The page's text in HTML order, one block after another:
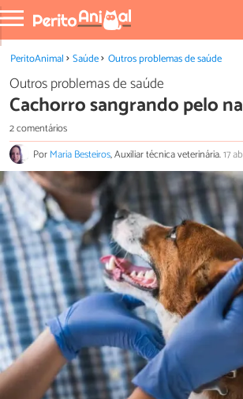
PeritoAnimal Saúde Outros problemas de saúde
Outros problemas de saúde
Cachorro sangrando pelo
2 comentários
PorMaria Besteiros, Auxiliar técnica veterinária.17